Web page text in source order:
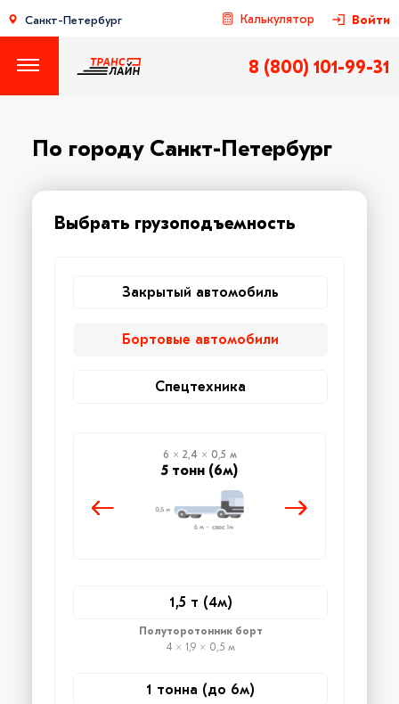
Санкт-Петербург Калькулятор Войти
8 (800) 101-99-31
По городу Санкт-Петербург
Выбрать грузоподъемность
Закрытый автомобиль
Бортовые автомобили
Спецтехника
6 × 2,4 × 0,5 м
5 тонн (6м)
1,5 т (4м)
Полуторотонник борт
4 × 1,9 × 0,5 м
1 тонна (до 6м)